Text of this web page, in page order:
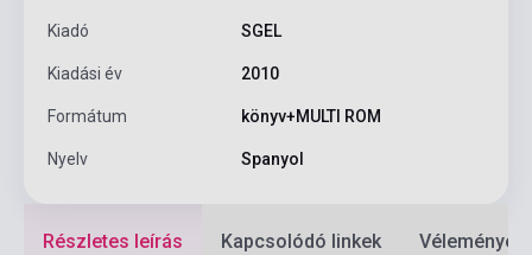
Kiadó SGEL
Kiadási év 2010
Formátum könyv+MULTI ROM
Nyelv Spanyol
Részletes leírás Kapcsolódó linkek Vélemények